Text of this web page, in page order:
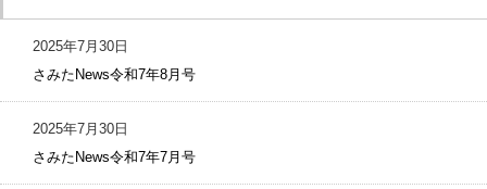
2025年7月30日
さみたNews令和7年8月号
2025年7月30日
さみたNews令和7年7月号